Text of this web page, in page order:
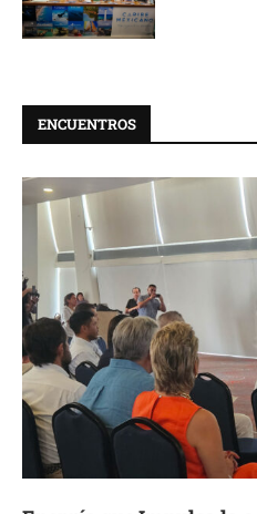
ENCUENTROS